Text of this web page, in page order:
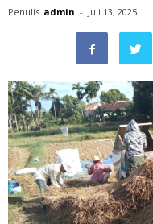
Penulis admin - Juli 13, 2025